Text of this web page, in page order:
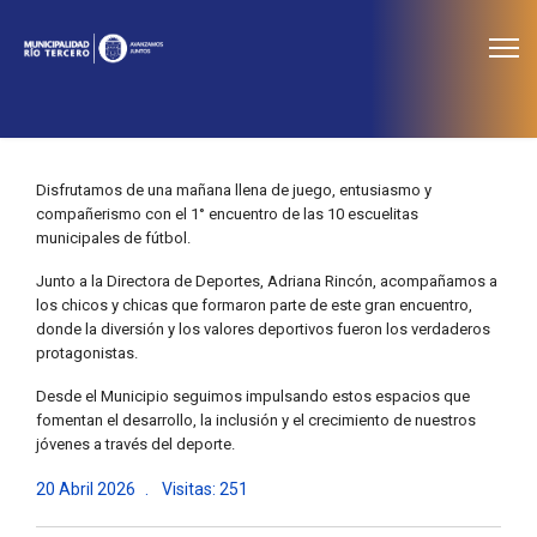
Disfrutamos de una mañana llena de juego, entusiasmo y
compañerismo con el 1° encuentro de las 10 escuelitas
municipales de fútbol.
Junto a la Directora de Deportes, Adriana Rincón, acompañamos a
los chicos y chicas que formaron parte de este gran encuentro,
donde la diversión y los valores deportivos fueron los verdaderos
protagonistas.
Desde el Municipio seguimos impulsando estos espacios que
fomentan el desarrollo, la inclusión y el crecimiento de nuestros
jóvenes a través del deporte.
20 Abril 2026 Visitas: 251